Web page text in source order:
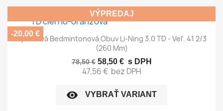
Športová Bedmintonová Obuv Li-Ning 3.0 TD - Veľ. 41 2/3
(260 Mm)
78,50 € 58,50 € s DPH
47,56 € bez DPH
visibility VYBRAŤ VARIANT
VÝPREDAJ
-20,00 €